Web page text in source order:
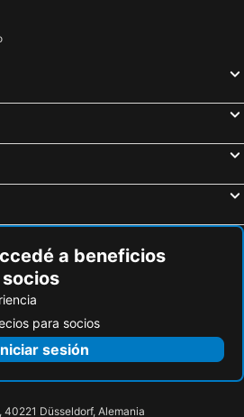
a beneficios
para socios
sesión
40221 Düsseldorf, Alemania